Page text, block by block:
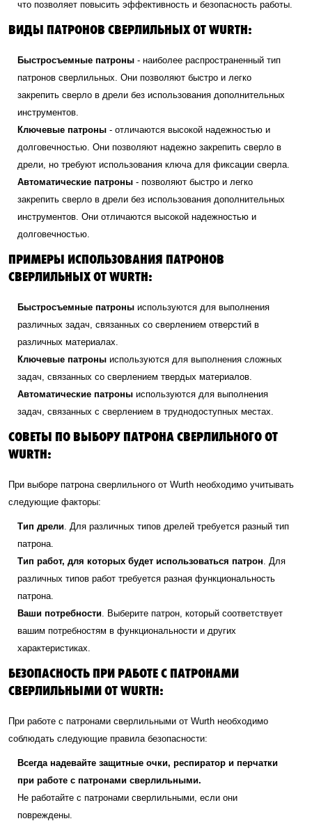
что позволяет повысить эффективность и безопасность работы.
ВИДЫ ПАТРОНОВ СВЕРЛИЛЬНЫХ ОТ WURTH:
Быстросъемные патроны - наиболее распространенный тип
патронов сверлильных. Они позволяют быстро и легко
закрепить сверло в дрели без использования дополнительных
инструментов.
Ключевые патроны - отличаются высокой надежностью и
долговечностью. Они позволяют надежно закрепить сверло в
дрели, но требуют использования ключа для фиксации сверла.
Автоматические патроны - позволяют быстро и легко
закрепить сверло в дрели без использования дополнительных
инструментов. Они отличаются высокой надежностью и
долговечностью.
ПРИМЕРЫ ИСПОЛЬЗОВАНИЯ ПАТРОНОВ
СВЕРЛИЛЬНЫХ ОТ WURTH:
Быстросъемные патроны используются для выполнения
различных задач, связанных со сверлением отверстий в
различных материалах.
Ключевые патроны используются для выполнения сложных
задач, связанных со сверлением твердых материалов.
Автоматические патроны используются для выполнения
задач, связанных с сверлением в труднодоступных местах.
СОВЕТЫ ПО ВЫБОРУ ПАТРОНА СВЕРЛИЛЬНОГО ОТ
WURTH:
При выборе патрона сверлильного от Wurth необходимо учитывать
следующие факторы:
Тип дрели. Для различных типов дрелей требуется разный тип
патрона.
Тип работ, для которых будет использоваться патрон. Для
различных типов работ требуется разная функциональность
патрона.
Ваши потребности. Выберите патрон, который соответствует
вашим потребностям в функциональности и других
характеристиках.
БЕЗОПАСНОСТЬ ПРИ РАБОТЕ С ПАТРОНАМИ
СВЕРЛИЛЬНЫМИ ОТ WURTH:
При работе с патронами сверлильными от Wurth необходимо
соблюдать следующие правила безопасности:
Всегда надевайте защитные очки, респиратор и перчатки
при работе с патронами сверлильными.
Не работайте с патронами сверлильными, если они
повреждены.